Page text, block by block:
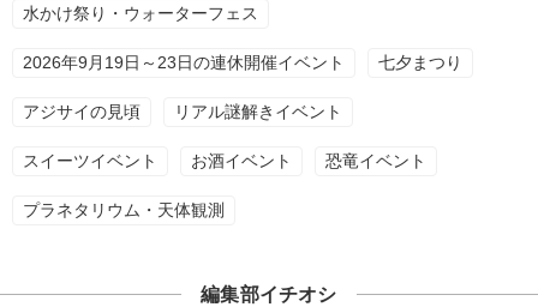
水かけ祭り・ウォーターフェス
2026年9月19日～23日の連休開催イベント 七夕まつり
アジサイの見頃 リアル謎解きイベント
スイーツイベント お酒イベント 恐竜イベント
プラネタリウム・天体観測
編集部イチオシ